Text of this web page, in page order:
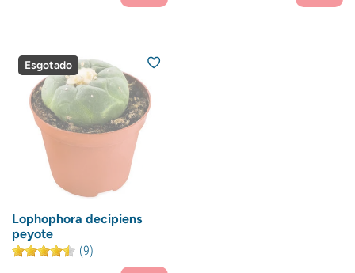
Esgotado
Lophophora decipiens
peyote
(9)